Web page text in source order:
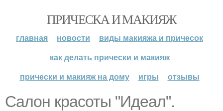
ПРИЧЕСКА И МАКИЯЖ
главная новости
виды макияжа и причесок
как делать прически и макияж
прически и макияж на дому
игры отзывы
Салон красоты "Идеал".